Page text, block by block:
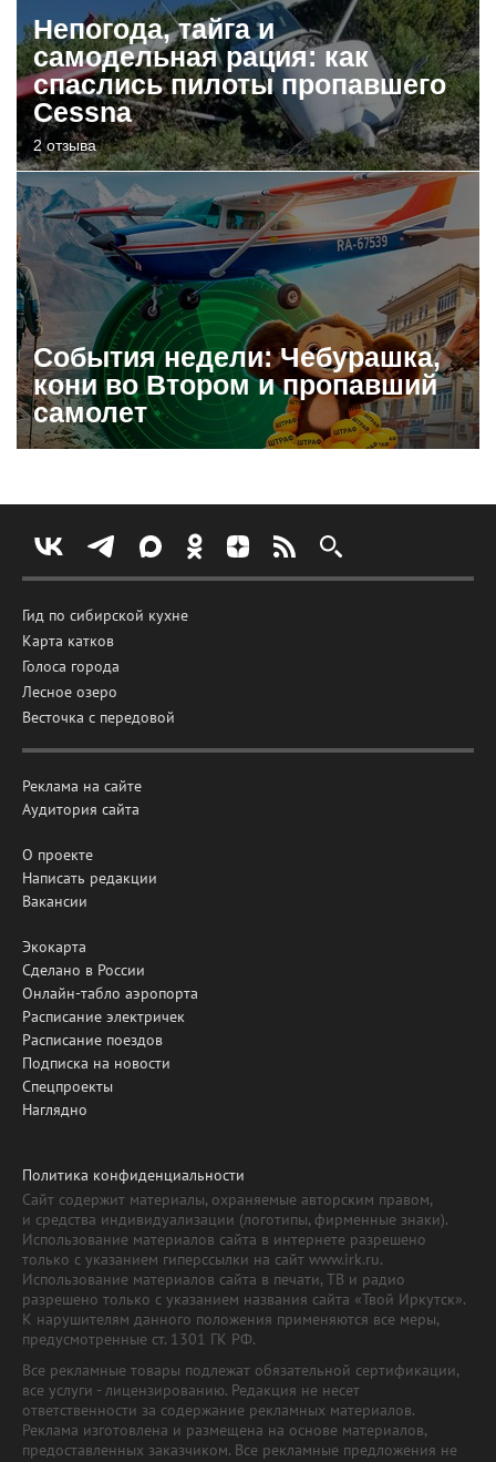
Непогода, тайга и
самодельная рация: как
спаслись пилоты пропавшего
Cessna
2 отзыва
События недели: Чебурашка,
кони во Втором и пропавший
самолет
Гид по сибирской кухне
Карта катков
Голоса города
Лесное озеро
Весточка с передовой
Реклама на сайте
Аудитория сайта
О проекте
Написать редакции
Вакансии
Экокарта
Сделано в России
Онлайн-табло аэропорта
Расписание электричек
Расписание поездов
Подписка на новости
Спецпроекты
Наглядно
Политика конфиденциальности
Сайт содержит материалы, охраняемые авторским правом,
и средства индивидуализации (логотипы, фирменные знаки).
Использование материалов сайта в интернете разрешено
только с указанием гиперссылки на сайт www.irk.ru.
Использование материалов сайта в печати, ТВ и радио
разрешено только с указанием названия сайта «Твой Иркутск».
К нарушителям данного положения применяются все меры,
предусмотренные ст. 1301 ГК РФ.
Все рекламные товары подлежат обязательной сертификации,
все услуги - лицензированию. Редакция не несет
ответственности за содержание рекламных материалов.
Реклама изготовлена и размещена на основе материалов,
предоставленных заказчиком. Все рекламные предложения не